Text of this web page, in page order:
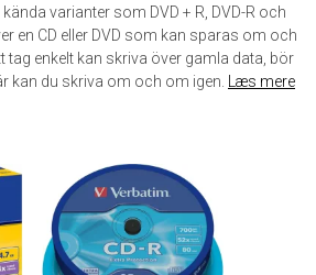
varianter som DVD + R, DVD-R och
en CD eller DVD som kan sparas om och
tag enkelt kan skriva över gamla data, bör
kan du skriva om och om igen.
Læs mere